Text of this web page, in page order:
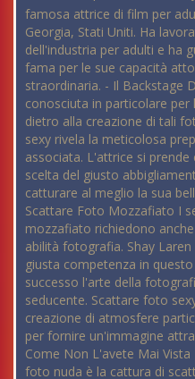
famosa attrice di film per
Georgia, Stati Uniti. Ha
dell'industria per adulti e ha
fama per le sue capacità
straordinaria. - Il Backstage
conosciuta in particolare
dietro alla creazione di tali
sexy rivela la meticolosa
associata. L'attrice si
scelta del giusto
catturare al meglio la sua
Scattare Foto Mozzafiato I
mozzafiato richiedono
abilità fotografia. Shay
giusta competenza in
successo l'arte della
seducente. Scattare foto
creazione di atmosfere
per fornire un'immagine
Come Non L'avete Mai
foto nuda è la cattura di